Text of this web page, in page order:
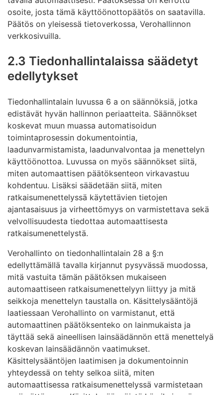
osoite, josta tämä käyttöönottopäätös on saatavilla.
Päätös on yleisessä tietoverkossa, Verohallinnon
verkkosivuilla.
2.3 Tiedonhallintalaissa säädetyt
edellytykset
Tiedonhallintalain luvussa 6 a on säännöksiä, jotka
edistävät hyvän hallinnon periaatteita. Säännökset
koskevat muun muassa automatisoidun
toimintaprosessin dokumentointia,
laadunvarmistamista, laadunvalvontaa ja menettelyn
käyttöönottoa. Luvussa on myös säännökset siitä,
miten automaattisen päätöksenteon virkavastuu
kohdentuu. Lisäksi säädetään siitä, miten
ratkaisumenettelyssä käytettävien tietojen
ajantasaisuus ja virheettömyys on varmistettava sekä
velvollisuudesta tiedottaa automaattisesta
ratkaisumenettelystä.
Verohallinto on tiedonhallintalain 28 a §:n
edellyttämällä tavalla kirjannut pysyvässä muodossa,
mitä vastuita tämän päätöksen mukaiseen
automaattiseen ratkaisumenettelyyn liittyy ja mitä
seikkoja menettelyn taustalla on. Käsittelysääntöjä
laatiessaan Verohallinto on varmistanut, että
automaattinen päätöksenteko on lainmukaista ja
täyttää sekä aineellisen lainsäädännön että menettelyä
koskevan lainsäädännön vaatimukset.
Käsittelysääntöjen laatimisen ja dokumentoinnin
yhteydessä on tehty selkoa siitä, miten
automaattisessa ratkaisumenettelyssä varmistetaan